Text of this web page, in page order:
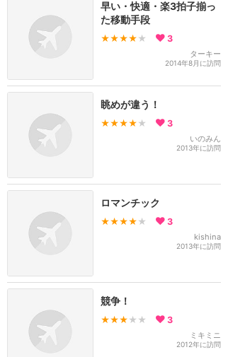
早い・快適・楽3拍子揃っ
た移動手段
★★★★ ★ 3
ターキー
2014年8月に訪問
眺めが違う！
★★★★ ★ 3
いのみん
2013年に訪問
ロマンチック
★★★★ ★ 3
kishina
2013年に訪問
競争！
★★★ ★★ 3
ミキミニ
2012年に訪問